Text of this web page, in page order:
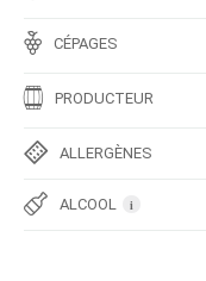
CÉPAGES
PRODUCTEUR
ALLERGÈNES
ALCOOL i